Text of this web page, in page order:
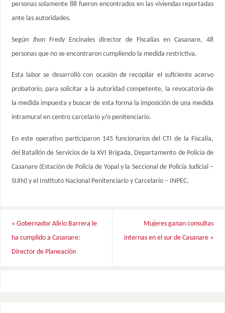
personas solamente 88 fueron encontrados en las viviendas reportadas
ante las autoridades.
Según Jhon Fredy Encinales director de Fiscalías en Casanare, 48
personas que no se encontraron cumpliendo la medida restrictiva.
Esta labor se desarrolló con ocasión de recopilar el suficiente acervo
probatorio, para solicitar a la autoridad competente, la revocatoria de
la medida impuesta y buscar de esta forma la imposición de una medida
intramural en centro carcelario y/o penitenciario.
En este operativo participaron 145 funcionarios del CTI de la Fiscalía,
del Batallón de Servicios de la XVI Brigada, Departamento de Policía de
Casanare (Estación de Policía de Yopal y la Seccional de Policía Judicial –
SIJIN) y el Instituto Nacional Penitenciario y Carcelario – INPEC.
« Gobernador Alirio Barrera le
ha cumplido a Casanare:
Director de Planeación
Mujeres ganan consultas
internas en el sur de Casanare »